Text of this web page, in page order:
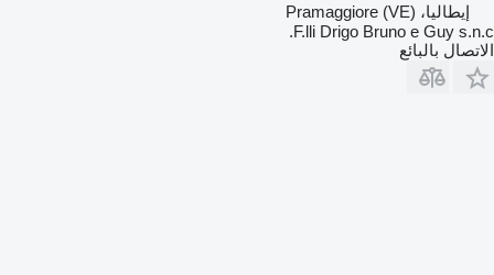
إيطاليا، Pramaggiore (VE)
F.lli Drigo Bruno e Guy s.n.c.
الاتصال بالبائع